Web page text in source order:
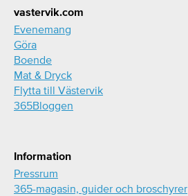
Footer
vastervik.com
Evenemang
Göra
Boende
Mat & Dryck
Flytta till Västervik
365Bloggen
Information
Pressrum
365-magasin, guider och broschyrer